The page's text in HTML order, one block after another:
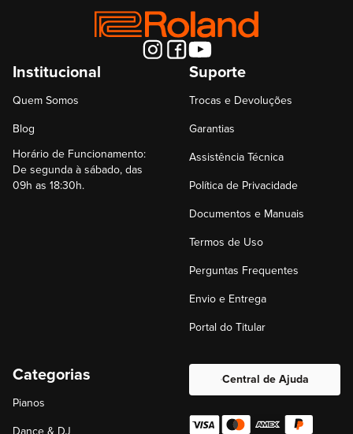
Institucional
Quem Somos
Blog
Horário de Funcionamento:
De segunda à sábado, das
09h as 18:30h.
Suporte
Trocas e Devoluções
Garantias
Assistência Técnica
Política de Privacidade
Documentos e Manuais
Termos de Uso
Perguntas Frequentes
Envio e Entrega
Portal do Titular
Categorias
Pianos
Central de Ajuda